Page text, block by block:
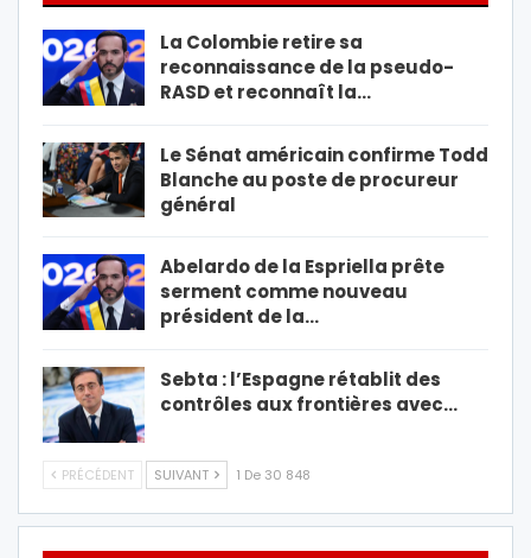
La Colombie retire sa
reconnaissance de la pseudo-
RASD et reconnaît la…
Le Sénat américain confirme Todd
Blanche au poste de procureur
général
Abelardo de la Espriella prête
serment comme nouveau
président de la…
Sebta : l’Espagne rétablit des
contrôles aux frontières avec…
PRÉCÉDENT SUIVANT 1 De 30 848